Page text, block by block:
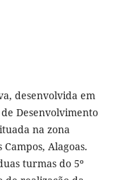
desenvolvida em
Desenvolvimento
na zona
Alagoas.
turmas do 5º